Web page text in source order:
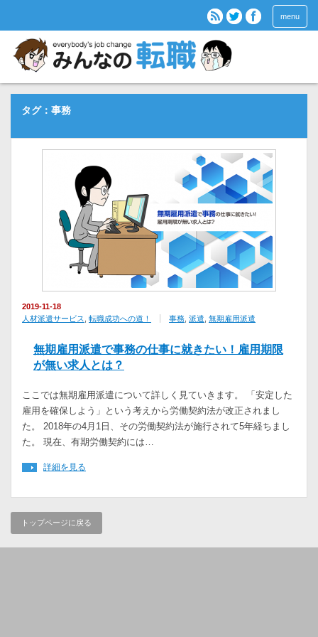
menu
タグ：事務
2019-11-18
人材派遣サービス
転職成功への道！ 事務 派遣 無期雇用派遣
無期雇用派遣で事務の仕事に就きたい！雇用期限
が無い求人とは？
ここでは無期雇用派遣について詳しく見ていきます。 「安定した
雇用を確保しよう」という考えから労働契約法が改正されまし
た。 2018年の4月1日、その労働契約法が施行されて5年経ちまし
た。 現在、有期労働契約には…
詳細を見る
トップページに戻る